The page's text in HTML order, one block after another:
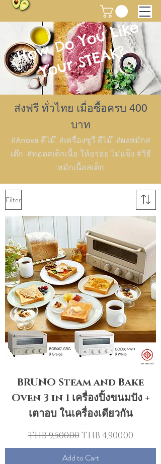
How Do You Like
Your STEAK?
ส่งฟรี ทั่วไทย เมื่อซื้อครบ 400
บาท
#Anova ดีไม๊ #เครื่องซูวี ดีไม๊ #ผงหมักส
เต๊ก #ทอดสเต็กเนื้อ ให้อร่อย ไม่แข็ง #วิธี
หมักเนื้อสเต็ก
Filter
BRUNO Steam and Bake
Oven 3 in 1 เครื่องปิ้งขนมปัง +
เตาอบ ในเครื่องเดียวกัน
Regular Price
THB 9,500.00Sale Price
THB 4,900.00
Add to Cart